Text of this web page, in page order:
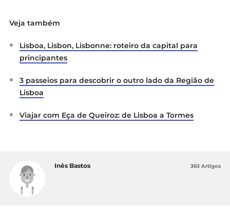
Veja também
Lisboa, Lisbon, Lisbonne: roteiro da capital para
principantes
3 passeios para descobrir o outro lado da Região de
Lisboa
Viajar com Eça de Queiroz: de Lisboa a Tormes
Inês Bastos 363 Artigos